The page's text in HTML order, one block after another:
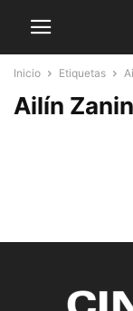
Inicio Etiquetas
Ailín